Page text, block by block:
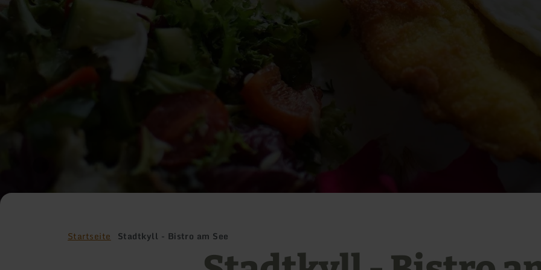
Startseite Stadtkyll - Bistro am See